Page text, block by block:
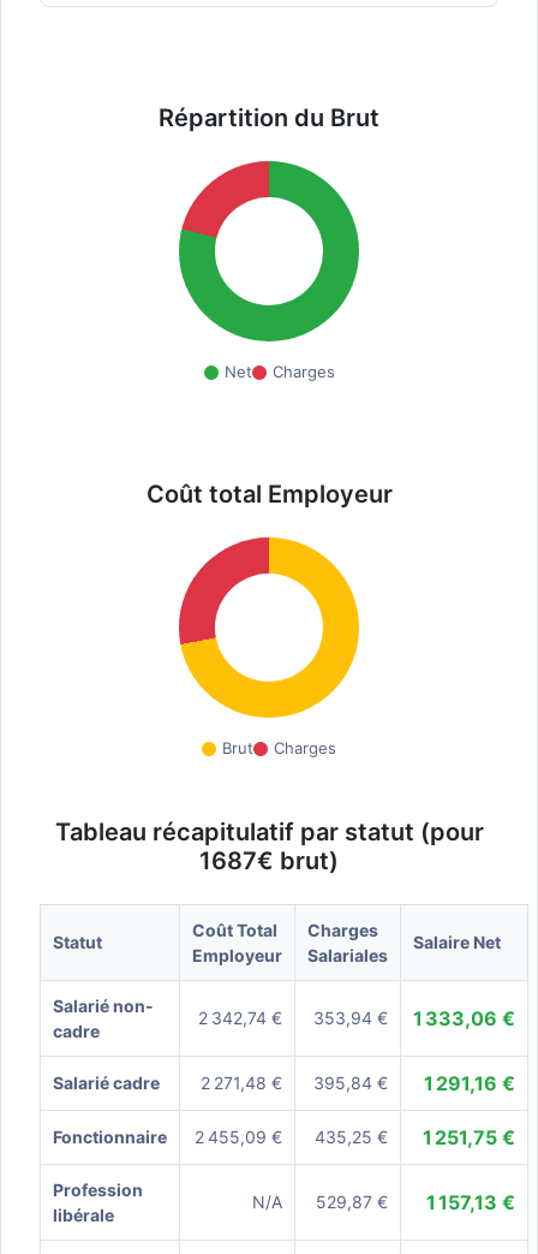
Répartition du Brut
Net Charges
Coût total Employeur
Brut Charges
Tableau récapitulatif par statut (pour
1687€ brut)
Statut
Coût Total
Employeur
Charges
Salariales
Salaire Net
Salarié non-
cadre
2 342,74 € 353,94 € 1 333,06 €
Salarié cadre 2 271,48 € 395,84 € 1 291,16 €
Fonctionnaire 2 455,09 € 435,25 € 1 251,75 €
Profession
libérale
N/A 529,87 € 1 157,13 €